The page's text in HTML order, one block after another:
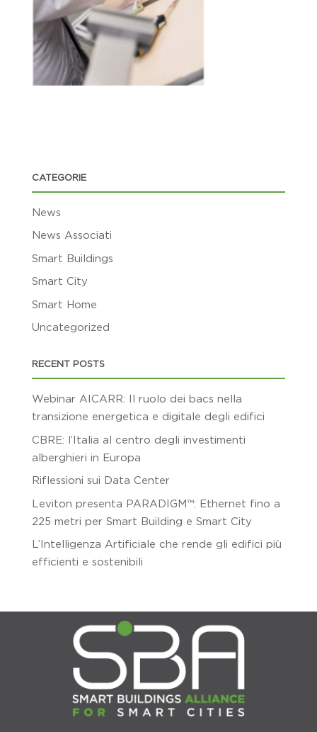
CATEGORIE
News
News Associati
Smart Buildings
Smart City
Smart Home
Uncategorized
RECENT POSTS
Webinar AICARR: Il ruolo dei bacs nella
transizione energetica e digitale degli edifici
CBRE: l’Italia al centro degli investimenti
alberghieri in Europa
Riflessioni sui Data Center
Leviton presenta PARADIGM™: Ethernet fino a
225 metri per Smart Building e Smart City
L’Intelligenza Artificiale che rende gli edifici più
efficienti e sostenibili